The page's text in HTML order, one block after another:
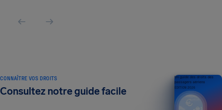
CONNAÎTRE VOS DROITS
Consultez notre guide facile
Un guide des droits des
passagers aériens
ÉDITION 2026